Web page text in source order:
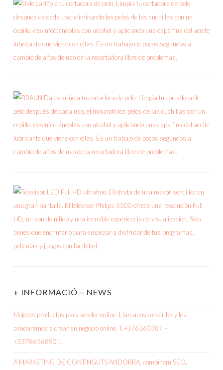
+ INFORMACIÓ – NEWS
Mejores productos para vender online. Llámanos o escriba y les
ayudaremos a crear su negocio online. T.+376360387 –
+33786568901.
A MARKETING DE CONTINGUTS ANDORRA, combinem SEO,